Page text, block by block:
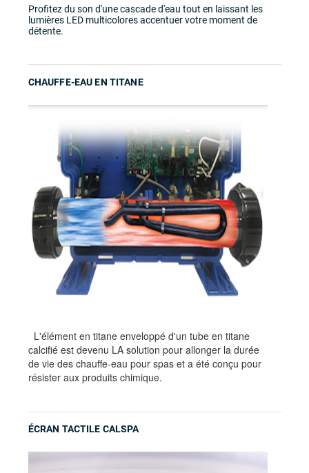
Profitez du son d'une cascade d'eau tout en laissant les
lumières LED multicolores accentuer votre moment de
détente.
CHAUFFE-EAU EN TITANE
L'élément en titane enveloppé d'un tube en titane
calcifié est devenu LA solution pour allonger la durée
de vie des chauffe-eau pour spas et a été conçu pour
résister aux produits chimique.
ÉCRAN TACTILE CALSPA